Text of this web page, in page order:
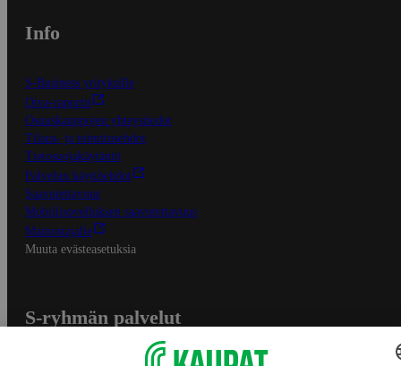
Info
S-Business yrityksille
Oiva-raportit
Osuuskauppojen yhteystiedot
Tilaus- ja toimitusehdot
Tietosuojakäytäntö
Palvelun käyttöehdot
Saavutettavuus
Mobiilisovelluksen saavutettavuus
Mainostajalle
Muuta evästeasetuksia
S-ryhmän palvelut